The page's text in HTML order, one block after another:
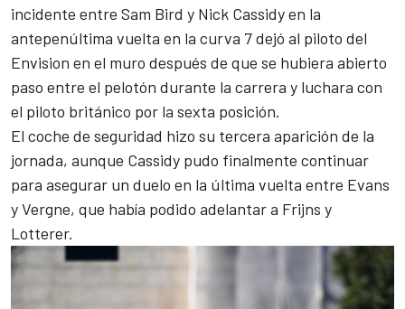
incidente entre Sam Bird y Nick Cassidyen la
antepenúltima vuelta en la curva 7 dejó al piloto del
Envision en el muro después de que se hubiera abierto
paso entre el pelotón durante la carrera y luchara con
el piloto británico por la sexta posición.
El coche de seguridad hizo su tercera aparición de la
jornada, aunque Cassidy pudo finalmente continuar
para asegurar un duelo en la última vuelta entre Evans
y Vergne, que había podido adelantar a Frijns y
Lotterer.